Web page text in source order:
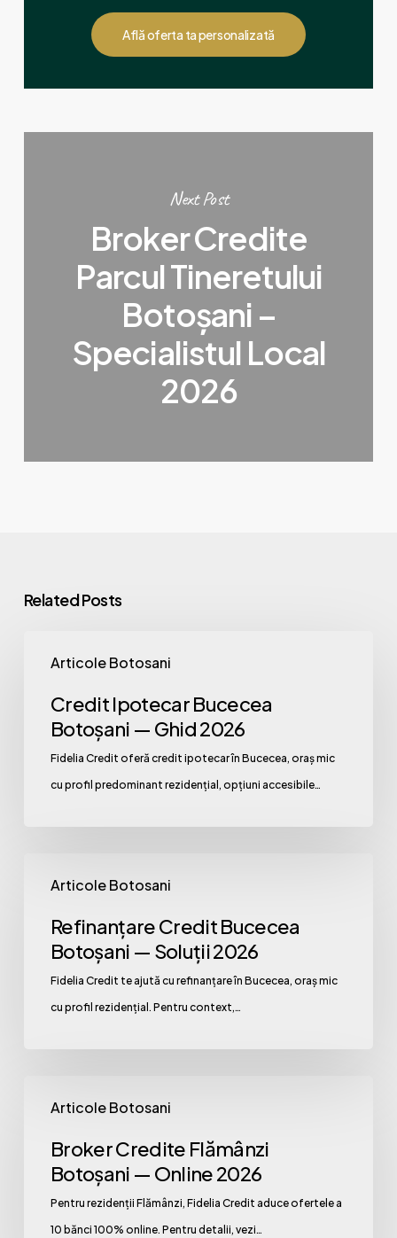
Află oferta ta personalizată
Next Post
Broker Credite
Parcul Tineretului
Botoșani –
Specialistul Local
2026
Related Posts
Articole Botosani
Ipotecar
Bucecea
Botoșani
Credit Ipotecar Bucecea
Botoșani — Ghid 2026
Fidelia Credit oferă credit ipotecar în Bucecea, oraș mic
cu profil predominant rezidențial, opțiuni accesibile…
Articole Botosani
Credit
Bucecea
Botoșani
Refinanțare Credit Bucecea
Botoșani — Soluții 2026
Fidelia Credit te ajută cu refinanțare în Bucecea, oraș mic
cu profil rezidențial. Pentru context,…
Articole Botosani
Credite
Flămânzi
Botoșani
Online
Broker Credite Flămânzi
Botoșani — Online 2026
Pentru rezidenții Flămânzi, Fidelia Credit aduce ofertele a
10 bănci 100% online. Pentru detalii, vezi…